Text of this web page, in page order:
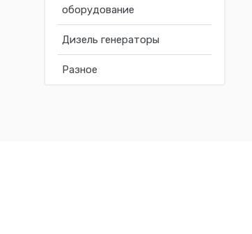
оборудование
Дизель генераторы
Разное